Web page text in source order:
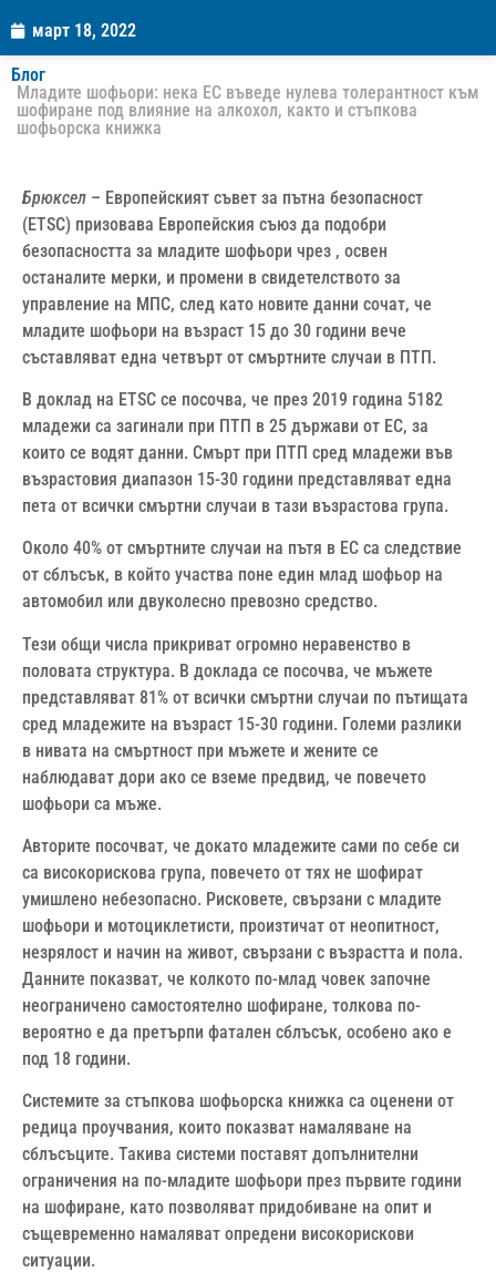
март 18, 2022
Блог
Младите шофьори: нека ЕС въведе нулева толерантност към
шофиране под влияние на алкохол, както и стъпкова
шофьорска книжка
Брюксел – Европейският съвет за пътна безопасност
(ETSC) призовава Европейския съюз да подобри
безопасността за младите шофьори чрез , освен
останалите мерки, и промени в свидетелството за
управление на МПС, след като новите данни сочат, че
младите шофьори на възраст 15 до 30 години вече
съставляват една четвърт от смъртните случаи в ПТП.
В доклад на ETSC се посочва, че през 2019 година 5182
младежи са загинали при ПТП в 25 държави от ЕС, за
които се водят данни. Смърт при ПТП сред младежи във
възрастовия диапазон 15-30 години представляват една
пета от всички смъртни случаи в тази възрастова група.
Около 40% от смъртните случаи на пътя в ЕС са следствие
от сблъсък, в който участва поне един млад шофьор на
автомобил или двуколесно превозно средство.
Тези общи числа прикриват огромно неравенство в
половата структура. В доклада се посочва, че мъжете
представляват 81% от всички смъртни случаи по пътищата
сред младежите на възраст 15-30 години. Големи разлики
в нивата на смъртност при мъжете и жените се
наблюдават дори ако се вземе предвид, че повечето
шофьори са мъже.
Авторите посочват, че докато младежите сами по себе си
са високорискова група, повечето от тях не шофират
умишлено небезопасно. Рисковете, свързани с младите
шофьори и мотоциклетисти, произтичат от неопитност,
незрялост и начин на живот, свързани с възрастта и пола.
Данните показват, че колкото по-млад човек започне
неограничено самостоятелно шофиране, толкова по-
вероятно е да претърпи фатален сблъсък, особено ако е
под 18 години.
Системите за стъпкова шофьорска книжка са оценени от
редица проучвания, които показват намаляване на
сблъсъците. Такива системи поставят допълнителни
ограничения на по-младите шофьори през първите години
на шофиране, като позволяват придобиване на опит и
същевременно намаляват опредени високорискови
ситуации.